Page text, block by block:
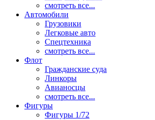
смотреть все...
Автомобили
Грузовики
Легковые авто
Спецтехника
смотреть все...
Флот
Гражданские суда
Линкоры
Авианосцы
смотреть все...
Фигуры
Фигуры 1/72